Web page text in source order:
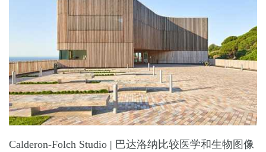
Calderon-Folch Studio | 巴达洛纳比较医学和生物图像